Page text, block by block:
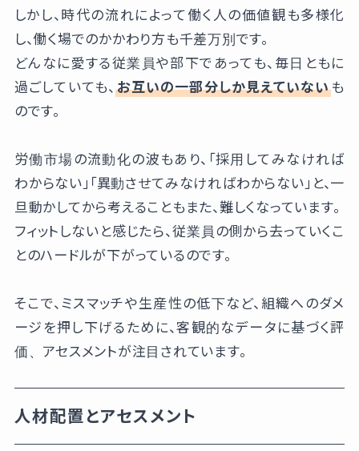
しかし、時代の流れによって働く人の価値観も多様化
し、働く場でのかかわり方も千差万別です。
どんなに愛する従業員や部下であっても、毎日ともに
過ごしていても、お互いの一部分しか見えていないも
のです。
労働市場の流動化の波もあり、「採用してみなければ
わからない」「異動させてみなければわからない」と、一
旦動かしてから考えることもまた、難しくなっています。
フィットしないと感じたら、従業員の側から去っていくこ
とのハードルが下がっているのです。
そこで、ミスマッチや生産性の低下など、組織へのダメ
ージを押し下げるために、客観的なデータに基づく評
価、アセスメントが注目されています。
人材配置とアセスメント